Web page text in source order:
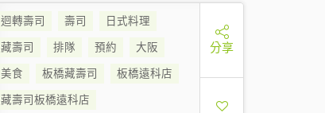
迴轉壽司 壽司
日式料理
藏壽司
排隊 預約
大阪
美食
板橋藏壽司
板橋遠科店
藏壽司板橋遠科店
分享